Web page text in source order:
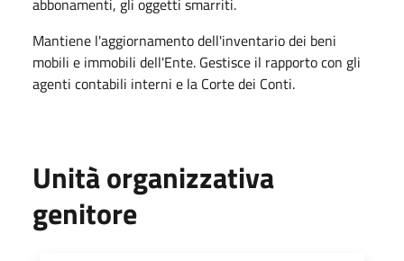
Mantiene l'aggiornamento dell'inventario dei beni
mobili e immobili dell'Ente. Gestisce il rapporto con gli
agenti contabili interni e la Corte dei Conti.
Unità organizzativa
genitore